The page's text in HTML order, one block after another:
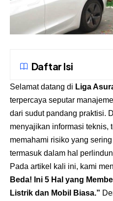
Daftar Isi
Selamat datang di Liga
terpercaya seputar
dari sudut pandang praktisi.
menyajikan informasi teknis,
memahami risiko yang
termasuk dalam hal
Pada artikel kali ini, kami
Beda! Ini 5 Hal yang
Listrik dan Mobil Biasa.”